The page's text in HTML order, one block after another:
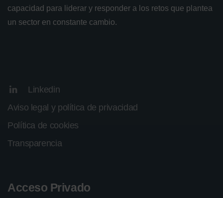
capacidad para liderar y responder a los retos que plantea
un sector en constante cambio.
Linkedin
Aviso legal y política de privacidad
Política de cookies
Transparencia
Acceso Privado